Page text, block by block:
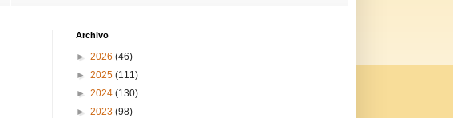
Archivo
► 2026 (46)
► 2025 (111)
► 2024 (130)
► 2023 (98)